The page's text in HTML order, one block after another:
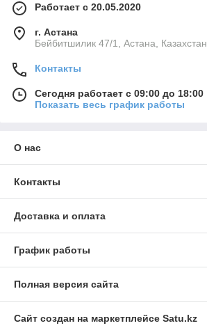
Работает с 20.05.2020
г. Астана
Бейбитшилик 47/1, Астана, Казахстан
Контакты
Сегодня работает с 09:00 до 18:00
Показать весь график работы
О нас
Контакты
Доставка и оплата
График работы
Полная версия сайта
Сайт создан на маркетплейсе Satu.kz